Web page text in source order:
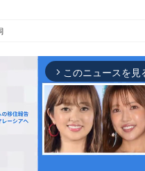
arrow_forward_ios このニュースを見